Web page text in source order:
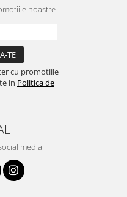
noastre
cu promotiile
in Politica de
media